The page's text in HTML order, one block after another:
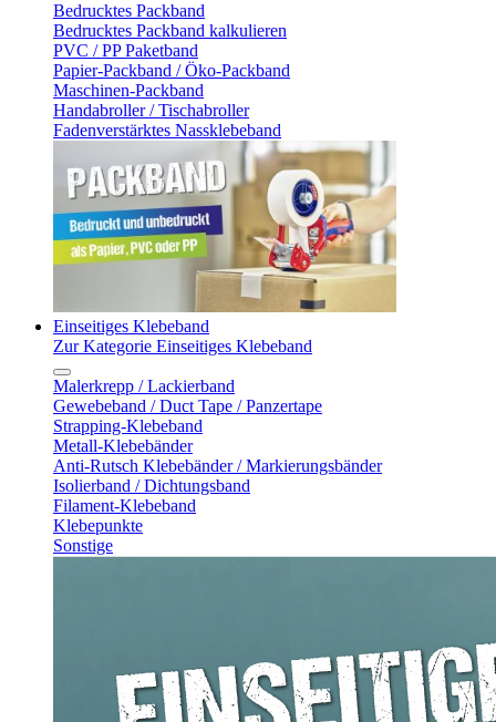
Bedrucktes Packband
Bedrucktes Packband kalkulieren
PVC / PP Paketband
Papier-Packband / Öko-Packband
Maschinen-Packband
Handabroller / Tischabroller
Fadenverstärktes Nassklebeband
Einseitiges Klebeband
Zur Kategorie Einseitiges Klebeband
Malerkrepp / Lackierband
Gewebeband / Duct Tape / Panzertape
Strapping-Klebeband
Metall-Klebebänder
Anti-Rutsch Klebebänder / Markierungsbänder
Isolierband / Dichtungsband
Filament-Klebeband
Klebepunkte
Sonstige